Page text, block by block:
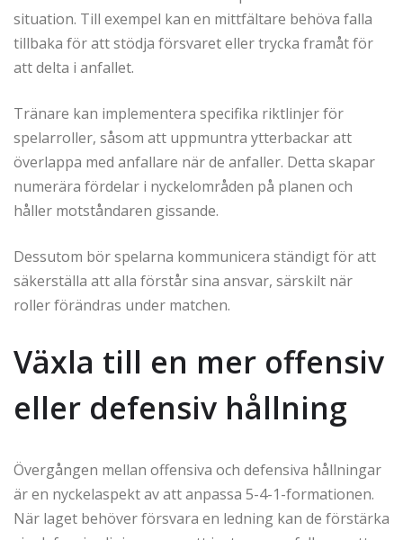
situation. Till exempel kan en mittfältare behöva falla
tillbaka för att stödja försvaret eller trycka framåt för
att delta i anfallet.
Tränare kan implementera specifika riktlinjer för
spelarroller, såsom att uppmuntra ytterbackar att
överlappa med anfallare när de anfaller. Detta skapar
numerära fördelar i nyckelområden på planen och
håller motståndaren gissande.
Dessutom bör spelarna kommunicera ständigt för att
säkerställa att alla förstår sina ansvar, särskilt när
roller förändras under matchen.
Växla till en mer offensiv
eller defensiv hållning
Övergången mellan offensiva och defensiva hållningar
är en nyckelaspekt av att anpassa 5-4-1-formationen.
När laget behöver försvara en ledning kan de förstärka